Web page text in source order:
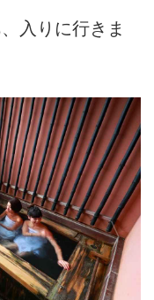
入りに行きま